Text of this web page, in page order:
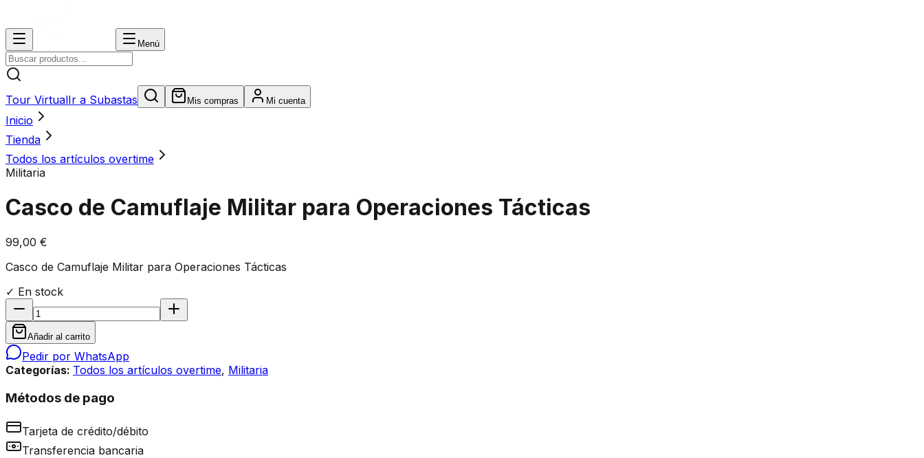
Menú
Tour VirtualIr a Subastas Mis compras Mi cuenta
Inicio
Tienda
Todos los artículos overtime
Militaria
Casco de Camuflaje Militar para Operaciones Tácticas
99,00 €
Casco de Camuflaje Militar para Operaciones Tácticas
✓ En stock
Añadir al carrito
Pedir por WhatsApp
Categorías: Todos los artículos overtime, Militaria
Métodos de pago
Tarjeta de crédito/débito
Transferencia bancaria